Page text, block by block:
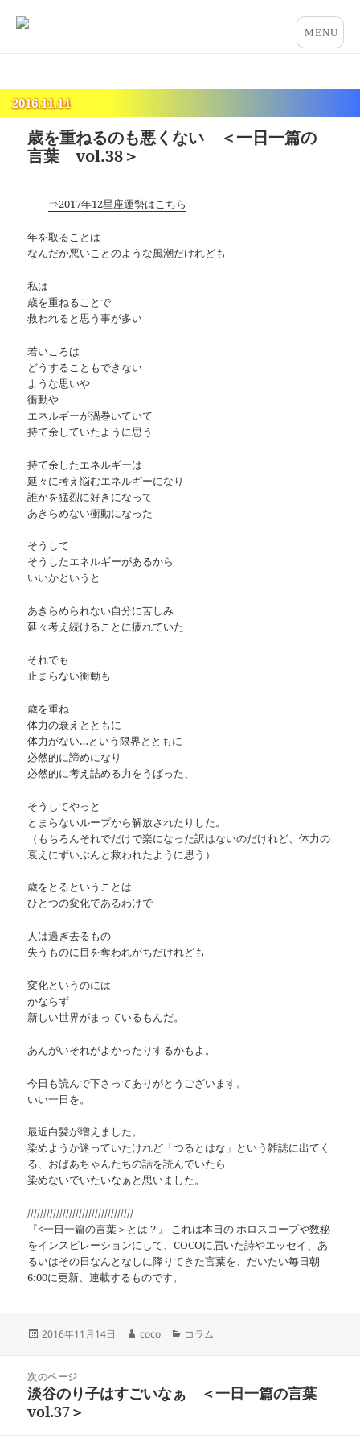
2016.11.14
歳を重ねるのも悪くない ＜一日一篇の
言葉 vol.38＞
⇒2017年12星座運勢はこちら
年を取ることは
なんだか悪いことのような風潮だけれども
私は
歳を重ねることで
救われると思う事が多い
若いころは
どうすることもできない
ような思いや
衝動や
エネルギーが渦巻いていて
持て余していたように思う
持て余したエネルギーは
延々に考え悩むエネルギーになり
誰かを猛烈に好きになって
あきらめない衝動になった
そうして
そうしたエネルギーがあるから
いいかというと
あきらめられない自分に苦しみ
延々考え続けることに疲れていた
それでも
止まらない衝動も
歳を重ね
体力の衰えとともに
体力がない…という限界とともに
必然的に諦めになり
必然的に考え詰める力をうばった、
そうしてやっと
とまらないループから解放されたりした。
（もちろんそれでだけで楽になった訳はないのだけれど、体力の
衰えにずいぶんと救われたように思う）
歳をとるということは
ひとつの変化であるわけで
人は過ぎ去るもの
失うものに目を奪われがちだけれども
変化というのには
かならず
新しい世界がまっているもんだ。
あんがいそれがよかったりするかもよ。
今日も読んで下さってありがとうございます。
いい一日を。
最近白髪が増えました。
染めようか迷っていたけれど「つるとはな」という雑誌に出てく
る、おばあちゃんたちの話を読んでいたら
染めないでいたいなぁと思いました。
/////////////////////////////////
『<一日一篇の言葉＞とは？』 これは本日の ホロスコープや数秘
をインスピレーションにして、COCOに届いた詩やエッセイ、あ
るいはその日なんとなしに降りてきた言葉を、だいたい毎日朝
6:00に更新、連載するものです。
投
2016年11月14日
作
coco
カ
コラム
次のページ
前
の
淡谷のり子はすごいなぁ ＜一日一篇の言葉
vol.37＞